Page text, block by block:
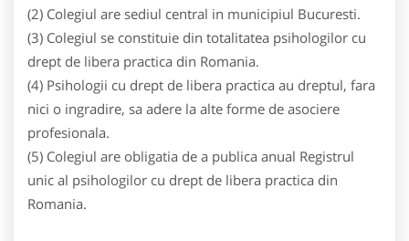
(2) Colegiul are sediul central in municipiul Bucuresti.
(3) Colegiul se constituie din totalitatea psihologilor cu
drept de libera practica din Romania.
(4) Psihologii cu drept de libera practica au dreptul, fara
nici o ingradire, sa adere la alte forme de asociere
profesionala.
(5) Colegiul are obligatia de a publica anual Registrul
unic al psihologilor cu drept de libera practica din
Romania.